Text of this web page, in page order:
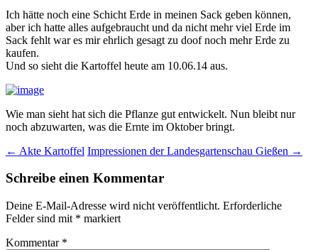
Ich hätte noch eine Schicht Erde in meinen Sack geben können,
aber ich hatte alles aufgebraucht und da nicht mehr viel Erde im
Sack fehlt war es mir ehrlich gesagt zu doof noch mehr Erde zu
kaufen.
Und so sieht die Kartoffel heute am 10.06.14 aus.
Wie man sieht hat sich die Pflanze gut entwickelt. Nun bleibt nur
noch abzuwarten, was die Ernte im Oktober bringt.
Beitrags-
Navigation
← Akte Kartoffel Impressionen der Landesgartenschau Gießen →
Schreibe einen Kommentar
Deine E-Mail-Adresse wird nicht veröffentlicht. Erforderliche
Felder sind mit * markiert
Kommentar *